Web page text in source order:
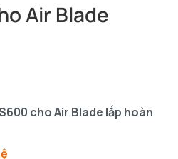
Air Blade
cho Air Blade lắp hoàn